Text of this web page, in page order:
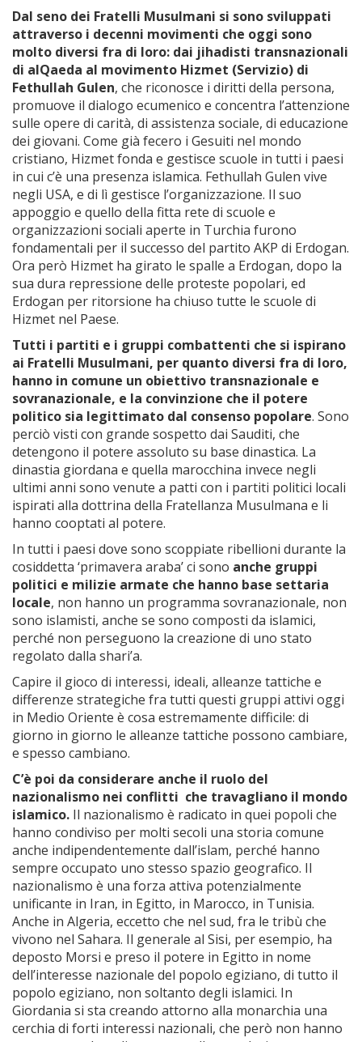
Dal seno dei Fratelli Musulmani si sono sviluppati
attraverso i decenni movimenti che oggi sono
molto diversi fra di loro: dai jihadisti transnazionali
di alQaeda al movimento Hizmet (Servizio) di
Fethullah Gulen, che riconosce i diritti della persona,
promuove il dialogo ecumenico e concentra l’attenzione
sulle opere di carità, di assistenza sociale, di educazione
dei giovani. Come già fecero i Gesuiti nel mondo
cristiano, Hizmet fonda e gestisce scuole in tutti i paesi
in cui c’è una presenza islamica. Fethullah Gulen vive
negli USA, e di lì gestisce l’organizzazione. Il suo
appoggio e quello della fitta rete di scuole e
organizzazioni sociali aperte in Turchia furono
fondamentali per il successo del partito AKP di Erdogan.
Ora però Hizmet ha girato le spalle a Erdogan, dopo la
sua dura repressione delle proteste popolari, ed
Erdogan per ritorsione ha chiuso tutte le scuole di
Hizmet nel Paese.
Tutti i partiti e i gruppi combattenti che si ispirano
ai Fratelli Musulmani, per quanto diversi fra di loro,
hanno in comune un obiettivo transnazionale e
sovranazionale, e la convinzione che il potere
politico sia legittimato dal consenso popolare. Sono
perciò visti con grande sospetto dai Sauditi, che
detengono il potere assoluto su base dinastica. La
dinastia giordana e quella marocchina invece negli
ultimi anni sono venute a patti con i partiti politici locali
ispirati alla dottrina della Fratellanza Musulmana e li
hanno cooptati al potere.
In tutti i paesi dove sono scoppiate ribellioni durante la
cosiddetta ‘primavera araba’ ci sono anche gruppi
politici e milizie armate che hanno base settaria
locale, non hanno un programma sovranazionale, non
sono islamisti, anche se sono composti da islamici,
perché non perseguono la creazione di uno stato
regolato dalla shari’a.
Capire il gioco di interessi, ideali, alleanze tattiche e
differenze strategiche fra tutti questi gruppi attivi oggi
in Medio Oriente è cosa estremamente difficile: di
giorno in giorno le alleanze tattiche possono cambiare,
e spesso cambiano.
C’è poi da considerare anche il ruolo del
nazionalismo nei conflitti che travagliano il mondo
islamico. Il nazionalismo è radicato in quei popoli che
hanno condiviso per molti secoli una storia comune
anche indipendentemente dall’islam, perché hanno
sempre occupato uno stesso spazio geografico. Il
nazionalismo è una forza attiva potenzialmente
unificante in Iran, in Egitto, in Marocco, in Tunisia.
Anche in Algeria, eccetto che nel sud, fra le tribù che
vivono nel Sahara. Il generale al Sisi, per esempio, ha
deposto Morsi e preso il potere in Egitto in nome
dell’interesse nazionale del popolo egiziano, di tutto il
popolo egiziano, non soltanto degli islamici. In
Giordania si sta creando attorno alla monarchia una
cerchia di forti interessi nazionali, che però non hanno